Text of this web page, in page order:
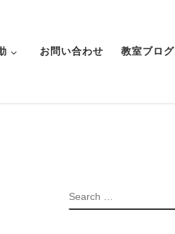
お問い合わせ 教室ブログ